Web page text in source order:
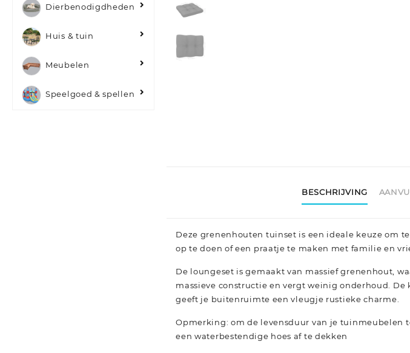
Dierbenodigdheden
Huis & tuin
Meubelen
Speelgoed & spellen
BESCHRIJVING
Deze grenenhouten tuinset is een ideale keuze om
op te doen of een praatje te maken met familie en
De loungeset is gemaakt van massief grenenhout,
massieve constructie en vergt weinig onderhoud. De
geeft je buitenruimte een vleugje rustieke charme.
Opmerking: om de levensduur van je tuinmeubelen
een waterbestendige hoes af te dekken